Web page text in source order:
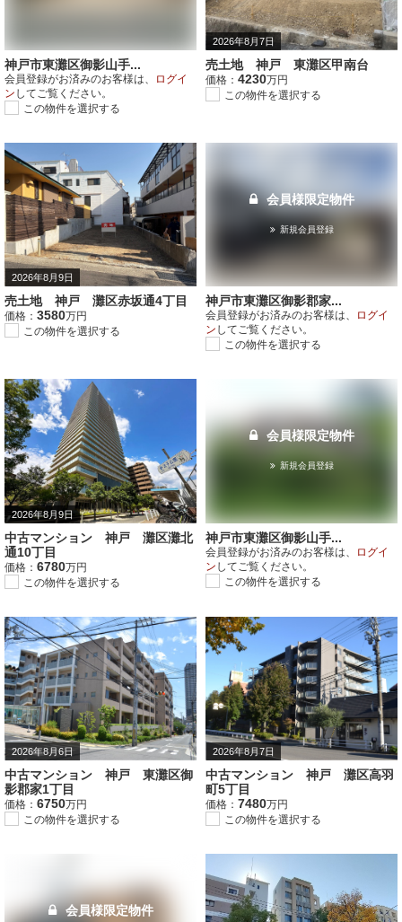
神戸市東灘区御影山手...
会員登録がお済みのお客様は、
ログイ
ン してご覧ください。
この物件を選択する
2026年8月7日
売土地 神戸 東灘区甲南台
価格： 4230万円
この物件を選択する
2026年8月9日
売土地 神戸 灘区赤坂通4丁目
価格： 3580万円
この物件を選択する
会員様限定物件
新規会員登録
神戸市東灘区御影郡家...
会員登録がお済みのお客様は、
ログイ
ン してご覧ください。
この物件を選択する
2026年8月9日
中古マンション 神戸 灘区灘北
通10丁目
価格： 6780万円
この物件を選択する
会員様限定物件
新規会員登録
神戸市東灘区御影山手...
会員登録がお済みのお客様は、
ログイ
ン してご覧ください。
この物件を選択する
2026年8月6日
中古マンション 神戸 東灘区御
影郡家1丁目
価格： 6750万円
この物件を選択する
2026年8月7日
中古マンション 神戸 灘区高羽
町5丁目
価格： 7480万円
この物件を選択する
会員様限定物件